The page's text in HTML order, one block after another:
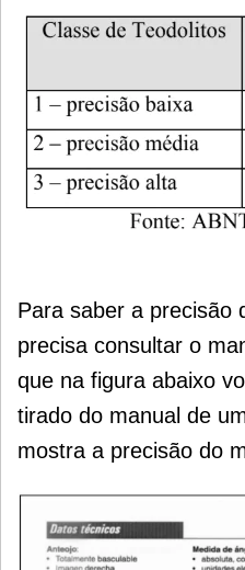
Para saber a precisão
precisa consultar o
que na figura abaixo
tirado do manual de
mostra a precisão do